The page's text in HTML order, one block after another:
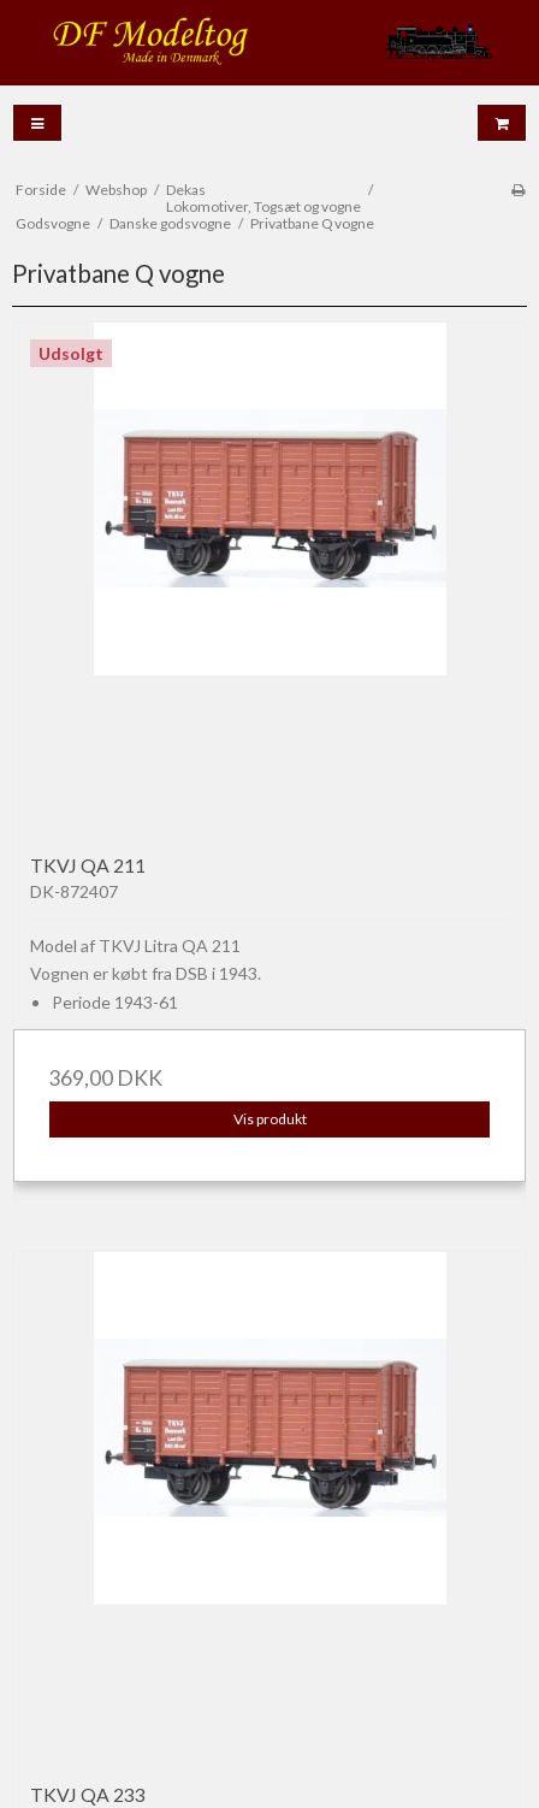
Forside / Webshop / Dekas
Lokomotiver, Togsæt og vogne
/
Godsvogne / Danske godsvogne / Privatbane Q vogne
Privatbane Q vogne
Udsolgt
TKVJ QA 211
DK-872407
Model af TKVJ Litra QA 211
Vognen er købt fra DSB i 1943.
Periode 1943-61
369,00 DKK
Vis produkt
TKVJ QA 233